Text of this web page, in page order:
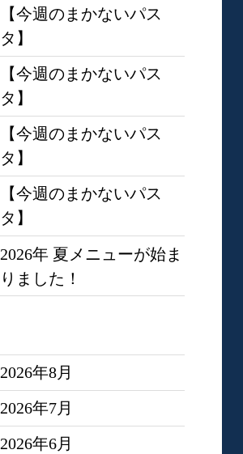
【今週のまかないパス
タ】
【今週のまかないパス
タ】
【今週のまかないパス
タ】
【今週のまかないパス
タ】
2026年 夏メニューが始ま
りました！
2026年8月
2026年7月
2026年6月